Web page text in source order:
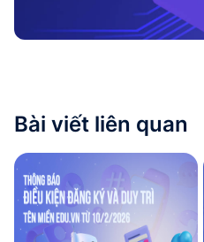
Bài viết liên quan